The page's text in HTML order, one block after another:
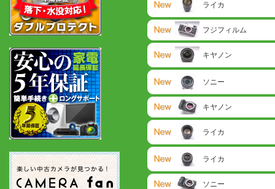
ライカ
フジフィルム
キヤノン
ソニー
キヤノン
ライカ
ライカ
ソニー